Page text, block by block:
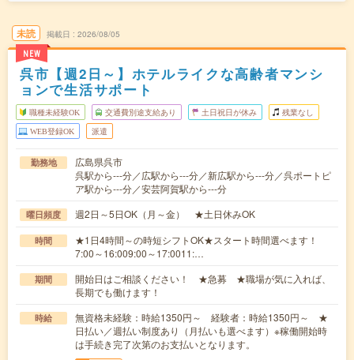
未読
NEW
掲載日 2026/08/05
呉市【週2日～】ホテルライクな高齢者マンシ
ョンで生活サポート
職種未経験OK 交通費別途支給あり 土日祝日が休み 残業なし
WEB登録OK 派遣
勤務地
広島県呉市
呉駅から---分／広駅から---分／新広駅から---分／呉ポートピ
ア駅から---分／安芸阿賀駅から---分
曜日頻度 週2日～5日OK（月～金） ★土日休みOK
時間
★1日4時間～の時短シフトOK★スタート時間選べます！
7:00～16:009:00～17:0011:…
期間
開始日はご相談ください！ ★急募 ★職場が気に入れば、
長期でも働けます！
時給
無資格未経験：時給1350円～ 経験者：時給1350円～ ★
日払い／週払い制度あり（月払いも選べます）※稼働開始時
は手続き完了次第のお支払いとなります。